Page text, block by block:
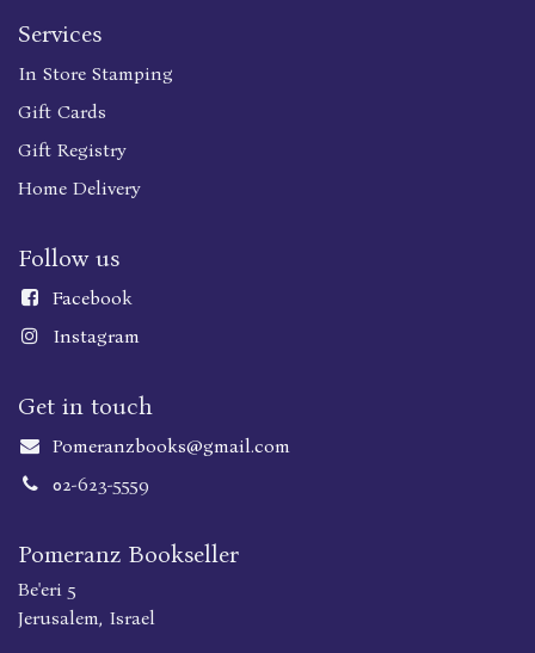
Services
In Store Stamping
Gift Cards
Gift Registry
Home Delivery
Follow us
Facebook
Instagram
Get in touch
Pomeranzbooks@gmail.com
02-623-5559
Pomeranz Bookseller
Be'eri 5
Jerusalem, Israel